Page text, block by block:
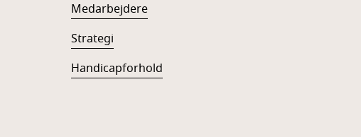
Medarbejdere
Strategi
Handicapforhold